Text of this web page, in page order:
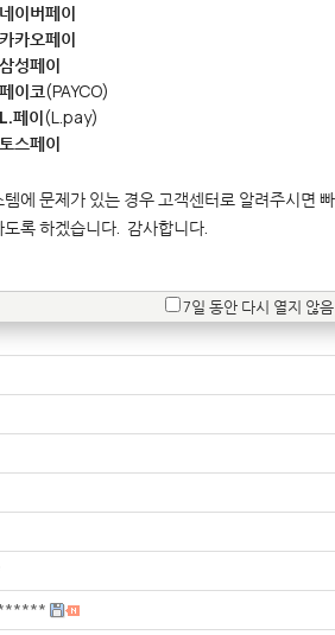
네이버페이
카카오페이
삼성페이
페이코(PAYCO)
L.페이(L.pay)
토스페이
템에 문제가 있는 경우 고객센터로 알려주시면
도록 하겠습니다. 감사합니다.
7일 동안 다시 열지 않음